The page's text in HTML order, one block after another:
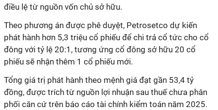
điều lệ từ nguồn vốn chủ sở hữu.
Theo phương án được phê duyệt, Petrosetco dự kiến
phát hành hơn 5,3 triệu cổ phiếu để chi trả cổ tức cho cổ
đông với tỷ lệ 20:1, tương ứng cổ đông sở hữu 20 cổ
phiếu sẽ nhận thêm 1 cổ phiếu mới.
Tổng giá trị phát hành theo mệnh giá đạt gần 53,4 tỷ
đồng, được trích từ nguồn lợi nhuận sau thuế chưa phân
phối căn cứ trên báo cáo tài chính kiểm toán năm 2025.